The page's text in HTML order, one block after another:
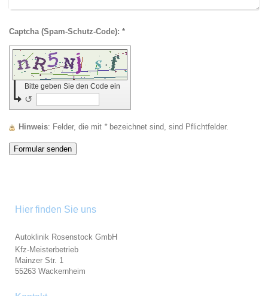
Captcha (Spam-Schutz-Code): *
Bitte geben Sie den Code ein
↺
Hinweis : Felder, die mit *bezeichnet sind, sind Pflichtfelder.
Hier finden Sie uns
Autoklinik Rosenstock GmbH
Kfz-Meisterbetrieb
Mainzer Str. 1
55263 Wackernheim